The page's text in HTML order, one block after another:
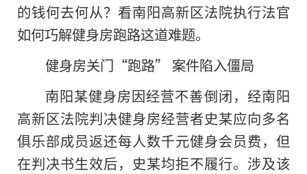
的钱何去何从？看南阳高新区法院执行法官
如何巧解健身房跑路这道难题。
健身房关门“跑路” 案件陷入僵局
南阳某健身房因经营不善倒闭，经南阳
高新区法院判决健身房经营者史某应向多名
俱乐部成员返还每人数千元健身会员费，但
在判决书生效后，史某均拒不履行。涉及该